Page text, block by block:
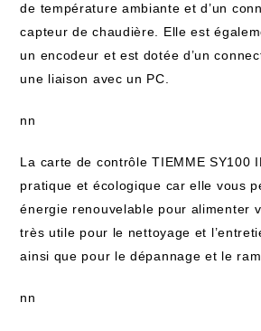
de température ambiante et d’un
capteur de chaudière. Elle est
un encodeur et est dotée d’un
une liaison avec un PC.
nn
La carte de contrôle TIEMME SY100
pratique et écologique car elle vous
énergie renouvelable pour alimenter
très utile pour le nettoyage et
ainsi que pour le dépannage et le
nn